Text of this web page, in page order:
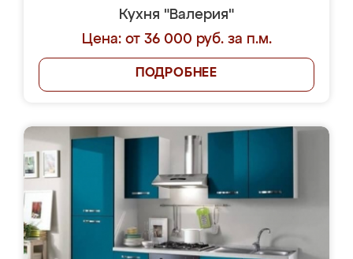
Кухня "Валерия"
Цена: от 36 000 руб. за п.м.
ПОДРОБНЕЕ